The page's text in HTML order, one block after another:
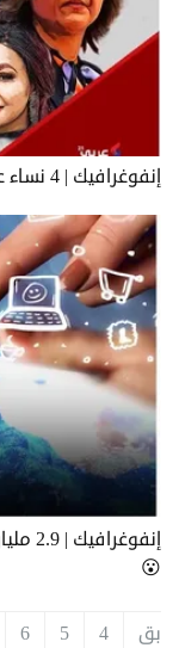
إنفوغرافيك | 4 نساء عربيات ضمن قائمة أكثر النساء إلهاما 💪
😮
4
5
6